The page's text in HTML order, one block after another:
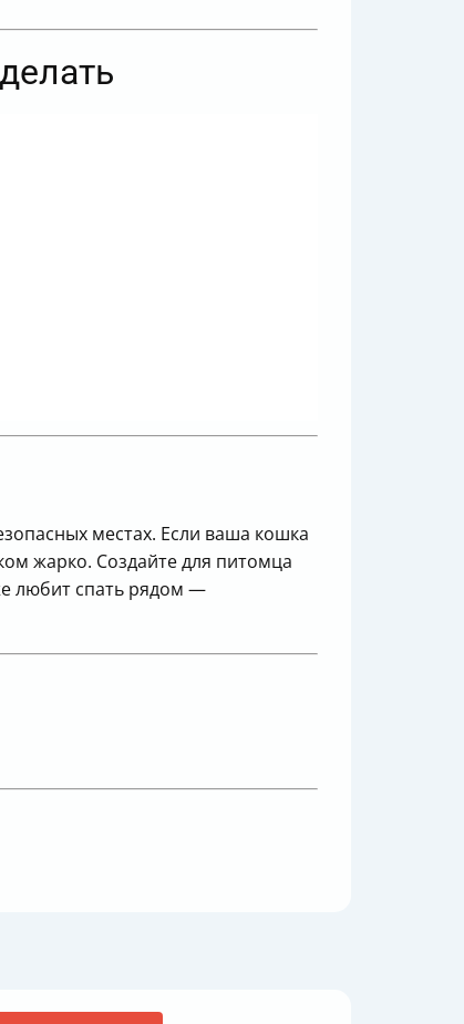
местах. Если ваша кошка
жарко. Создайте для питомца
любит спать рядом —